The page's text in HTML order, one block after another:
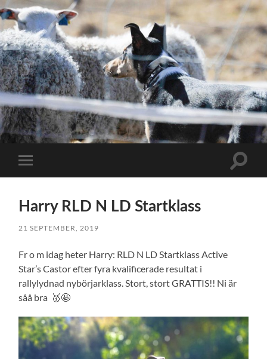
Slå
på/av
Slå
Harry RLD N LD Startklass
21 SEPTEMBER, 2019
Fr o m idag heter Harry: RLD N LD Startklass Active
Star’s Castor efter fyra kvalificerade resultat i
rallylydnad nybörjarklass. Stort, stort GRATTIS!! Ni är
såå bra 🥇🤩